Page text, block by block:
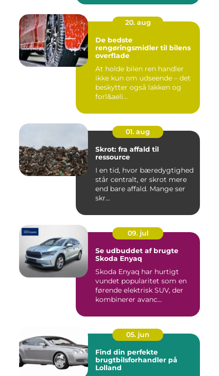
20. aug
De bedste
rengøringsmidler til bilens
overflade
At holde bilen ren handler
ikke kun om udseende – det
beskytter også lakken og
forl&aeli...
01. aug
Skrot: fra affald til
ressource
I en tid, hvor bæredygtighed
står centralt, er skrot mere
end bare affald. Mange ser
skr...
09. jul
Se udbuddet af brugte
Skoda Enyaq
Skoda Enyaq har hurtigt
vundet popularitet som en
førende elektrisk SUV, der
kombinerer avanc...
05. jun
Find din perfekte
brugtbilsforhandler på
Lolland